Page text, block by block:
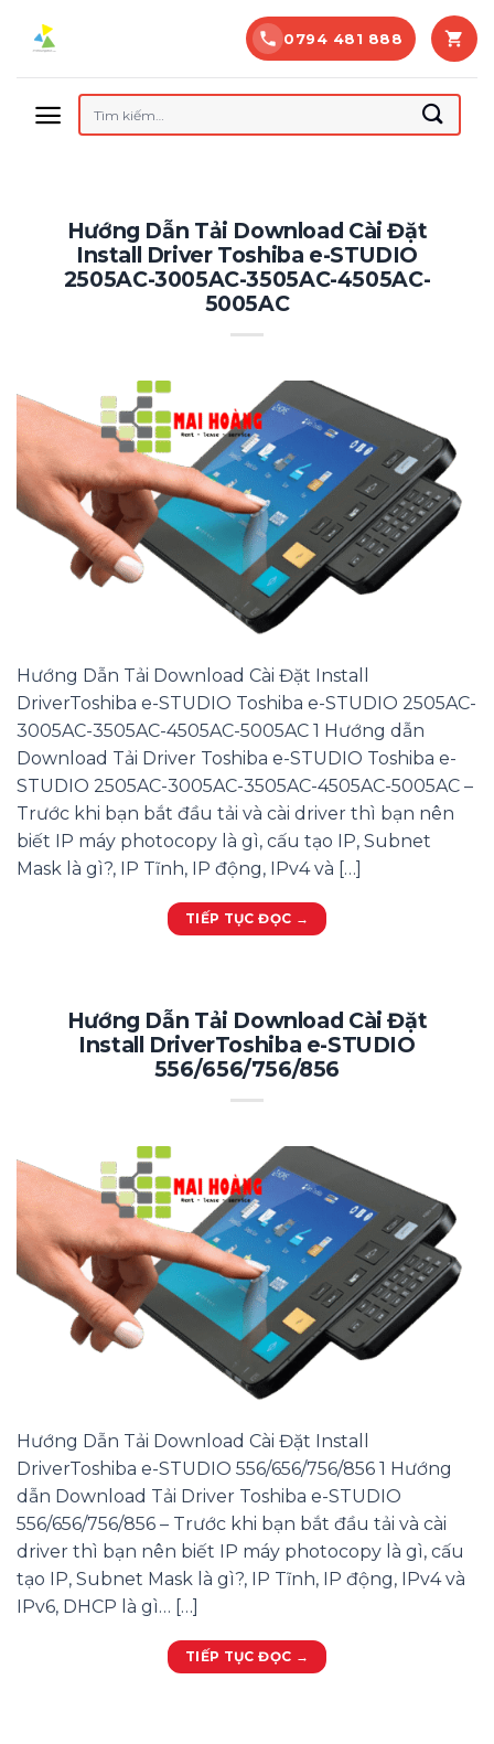
0794 481 888
Tìm
kiếm:
Hướng Dẫn Tải Download Cài Đặt
Install Driver Toshiba e-STUDIO
2505AC-3005AC-3505AC-4505AC-
5005AC
Hướng Dẫn Tải Download Cài Đặt Install
DriverToshiba e-STUDIO Toshiba e-STUDIO 2505AC-
3005AC-3505AC-4505AC-5005AC 1 Hướng dẫn
Download Tải Driver Toshiba e-STUDIO Toshiba e-
STUDIO 2505AC-3005AC-3505AC-4505AC-5005AC –
Trước khi bạn bắt đầu tải và cài driver thì bạn nên
biết IP máy photocopy là gì, cấu tạo IP, Subnet
Mask là gì?, IP Tĩnh, IP động, IPv4 và […]
TIẾP TỤC ĐỌC →
Hướng Dẫn Tải Download Cài Đặt
Install DriverToshiba e-STUDIO
556/656/756/856
Hướng Dẫn Tải Download Cài Đặt Install
DriverToshiba e-STUDIO 556/656/756/856 1 Hướng
dẫn Download Tải Driver Toshiba e-STUDIO
556/656/756/856 – Trước khi bạn bắt đầu tải và cài
driver thì bạn nên biết IP máy photocopy là gì, cấu
tạo IP, Subnet Mask là gì?, IP Tĩnh, IP động, IPv4 và
IPv6, DHCP là gì… […]
TIẾP TỤC ĐỌC →